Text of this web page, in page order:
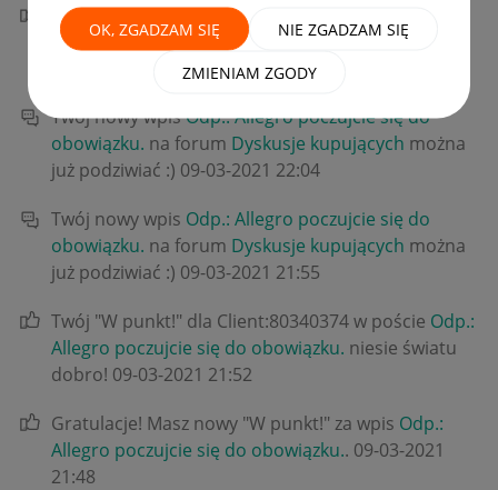
OK, ZGADZAM SIĘ NIE ZGADZAM SIĘ
ZMIENIAM ZGODY
Twój "W punkt!" dla xyz96 w poście
poczujcie się do obowiązku.niesie światu dobro!
22:08
Twój nowy wpisOdp.: Allegro poczujcie się do
obowiązku. na forum Dyskusje kupujących można
już podziwiać :) ‎09-03-2021 22:04
Twój nowy wpis Odp.: Allegro poczujcie się do
obowiązku. na forum Dyskusje kupujących można
już podziwiać :) ‎09-03-2021 21:55
Twój "W punkt!" dla Client:80340374 w poście Odp.:
Allegro poczujcie się do obowiązku. niesie światu
dobro! ‎09-03-2021 21:52
Gratulacje! Masz nowy "W punkt!" za wpis Odp.:
Allegro poczujcie się do obowiązku.. ‎09-03-2021
21:48